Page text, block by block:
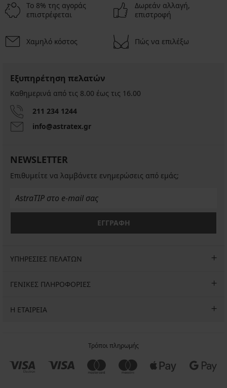
Το 8% της αγοράς
επιστρέφεται
Δωρεάν αλλαγή,
επιστροφή
Χαμηλό κόστος Πώς να επιλέξω
Εξυπηρέτηση πελατών
Καθημερινά από τις 8.00 έως τις 16.00
211 234 1244
info@astratex.gr
NEWSLETTER
Επιθυμείτε να λαμβάνετε ενημερώσεις από εμάς;
ΕΓΓΡΑΦΗ
ΥΠΗΡΕΣΙΕΣ ΠΕΛΑΤΩΝ
ΓΕΝΙΚΕΣ ΠΛΗΡΟΦΟΡΙΕΣ
Η ΕΤΑΙΡΕΙΑ
Τρόποι πληρωμής